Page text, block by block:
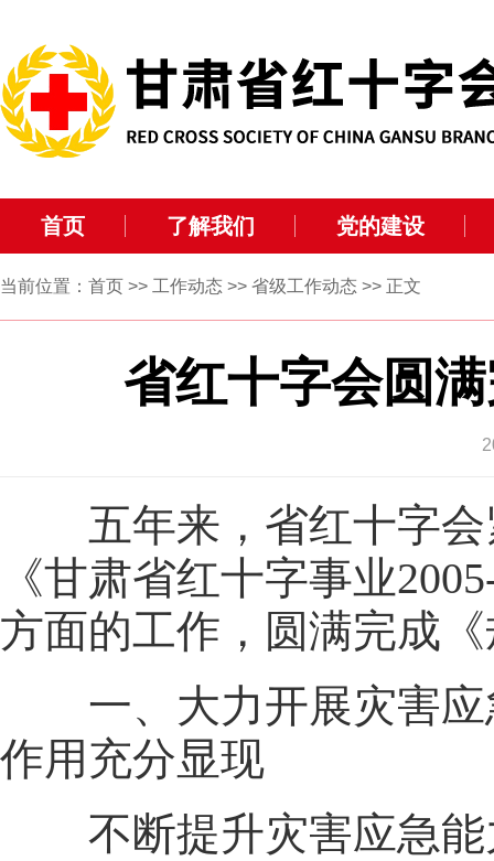
首页 了解我们 党的建设
当前位置： 首页 >> 工作动态 >> 省级工作动态 >> 正文
省红十字会圆
五年来，省红十字会
《甘肃省红十字事业
方面的工作，圆满完成
一、大力开展灾害应
作用充分显现
不断提升灾害应急能